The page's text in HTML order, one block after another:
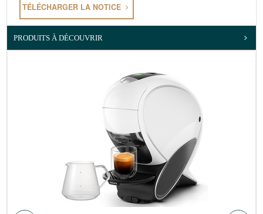
TÉLÉCHARGER LA NOTICE
PRODUITS À DÉCOUVRIR